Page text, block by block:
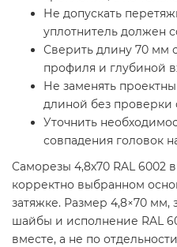
Не допускать
уплотнитель должен
Сверить длину 70 мм
профиля и глубиной
Не заменять
длиной без проверки
Уточнить
совпадения головок
Саморезы 4,8х70 RAL 6002
корректно выбранном
затяжке. Размер 4,8×70 мм,
шайбы и исполнение RAL
вместе, а не по